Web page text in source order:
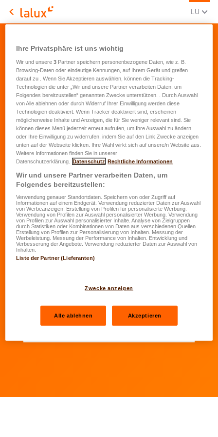
LALUX Assurances
LU
Detailer vun Ärer Reklamatioun
Datum vum Virfall*
Destinataire vun Ärer Reklamatioun
Kader vun Ärer Reklamatioun
Äre Commentaire*
obligatoresch
Ihre Privatsphäre ist uns wichtig
Wir und unsere3 Partner speichern personenbezogene Daten, wie z. B.
Browsing-Daten oder eindeutige Kennungen, auf Ihrem Gerät und greifen
darauf zu . Wenn Sie Akzeptieren auswählen, können die Tracking-
Technologien die unter „Wir und unsere Partner verarbeiten Daten, um
Folgendes bereitzustellen“ genannten Zwecke unterstützen. . Durch Auswahl
von Alle ablehnen oder durch Widerruf Ihrer Einwilligung werden diese
Technologien deaktiviert. Wenn Tracker deaktiviert sind, erscheinen
möglicherweise Inhalte und Anzeigen, die für Sie weniger relevant sind. Sie
können dieses Menü jederzeit erneut aufrufen, um Ihre Auswahl zu ändern
oder Ihre Einwilligung zu widerrufen, indem Sie auf den Link Zwecke anzeigen
unten auf der Webseite klicken. Ihre Wahl wirkt sich auf unsere/n Website aus.
Weitere Informationen finden Sie in unserer
Datenschutzerklärung.
Datenschutz Rechtliche Informationen
Wir und unsere Partner verarbeiten Daten, um
Folgendes bereitzustellen:
Verwendung genauer Standortdaten. Speichern von oder Zugriff auf
Informationen auf einem Endgerät. Verwendung reduzierter Daten zur Auswahl
von Werbeanzeigen. Erstellung von Profilen für personalisierte Werbung.
Verwendung von Profilen zur Auswahl personalisierter Werbung. Verwendung
von Profilen zur Auswahl personalisierter Inhalte. Analyse von Zielgruppen
durch Statistiken oder Kombinationen von Daten aus verschiedenen Quellen.
Erstellung von Profilen zur Personalisierung von Inhalten. Messung der
Werbeleistung. Messung der Performance von Inhalten. Entwicklung und
Verbesserung der Angebote. Verwendung reduzierter Daten zur Auswahl von
Inhalten.
Liste der Partner (Lieferanten)
Zwecke anzeigen
Alle ablehnen Akzeptieren